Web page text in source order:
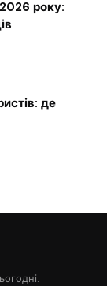
2026 року:
де